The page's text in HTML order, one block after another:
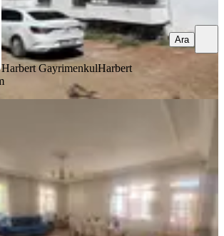
Harbert GayrimenkulHarbert
Ara
Abdullah Paşa Mahallesi
180 m²· 2. Kat 06.08.2026
₺